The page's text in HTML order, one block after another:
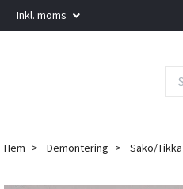
Inkl. moms
Hem Demontering Sako/Tikka